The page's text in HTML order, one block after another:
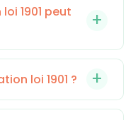
1901 peut
loi 1901 ?